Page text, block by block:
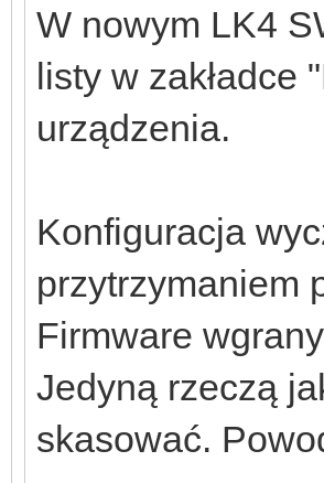
W nowym LK4
listy w zakładce
urządzenia.
Konfiguracja
przytrzymaniem
Firmware
Jedyną rzeczą
skasować.